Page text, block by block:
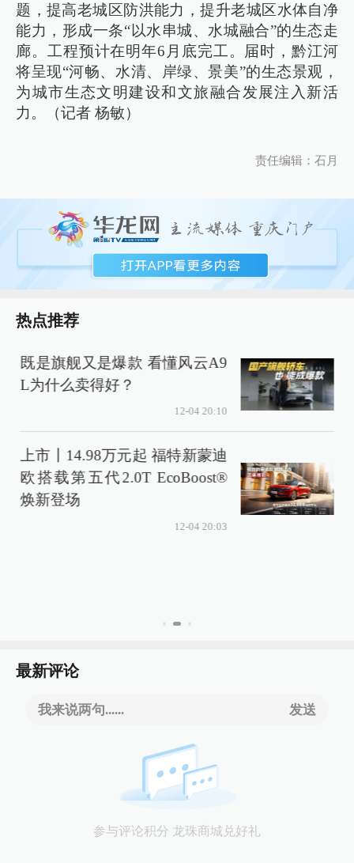
题，提高老城区防洪能力，提升老城区水体自净
能力，形成一条“以水串城、水城融合”的生态走
廊。工程预计在明年6月底完工。届时，黔江河
将呈现“河畅、水清、岸绿、景美”的生态景观，
为城市生态文明建设和文旅融合发展注入新活
力。（记者 杨敏）
责任编辑：石月
热点推荐
既是旗舰又是爆款 看懂风云A9
L为什么卖得好？
12-04 20:10
上市丨14.98万元起 福特新蒙迪
欧搭载第五代2.0T EcoBoost®
焕新登场
12-04 20:03
最新评论
我来说两句...... 发送
参与评论积分 龙珠商城兑好礼